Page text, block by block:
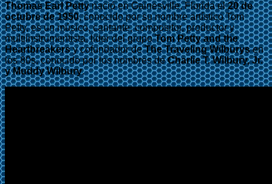
Thomas Earl Pettynació en Gainesville, Florida el20 de
octubre de 1950, conocido por su nombre artístico Tom
Petty, es un músico, cantante, compositor, productor y
multiinstrumentista, lider del grupoTom Petty and the
Heartbreakersy cofundador deThe Traveling Wilburysen
los 80s, conocido por los nombres deCharlie T. Wilbury, Jr.
y Muddy Wilbury.